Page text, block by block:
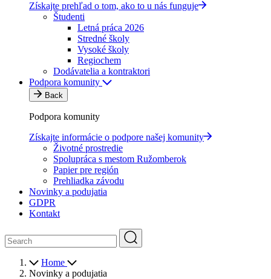
Získajte prehľad o tom, ako to u nás funguje
Študenti
Letná práca 2026
Stredné školy
Vysoké školy
Regiochem
Dodávatelia a kontraktori
Podpora komunity
Back
Podpora komunity
Získajte informácie o podpore našej komunity
Životné prostredie
Spolupráca s mestom Ružomberok
Papier pre región
Prehliadka závodu
Novinky a podujatia
GDPR
Kontakt
Home
Novinky a podujatia